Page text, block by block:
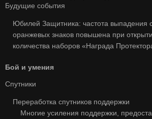
Будущие события
Юбилей Защитника: частота выпадения
оранжевых знаков повышена при
количества наборов «Награда
Бой и умения
Спутники
Переработка спутников поддержки
Многие усиления поддержки,